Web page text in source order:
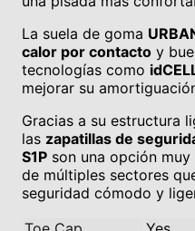
La suela de goma
calor por contacto y
tecnologías como
mejorar su
Gracias a su estructura
las zapatillas de
S1P son una opción
de múltiples sectores
seguridad cómodo y